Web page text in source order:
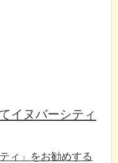
イヌバーシティ
ィ」をお勧めする